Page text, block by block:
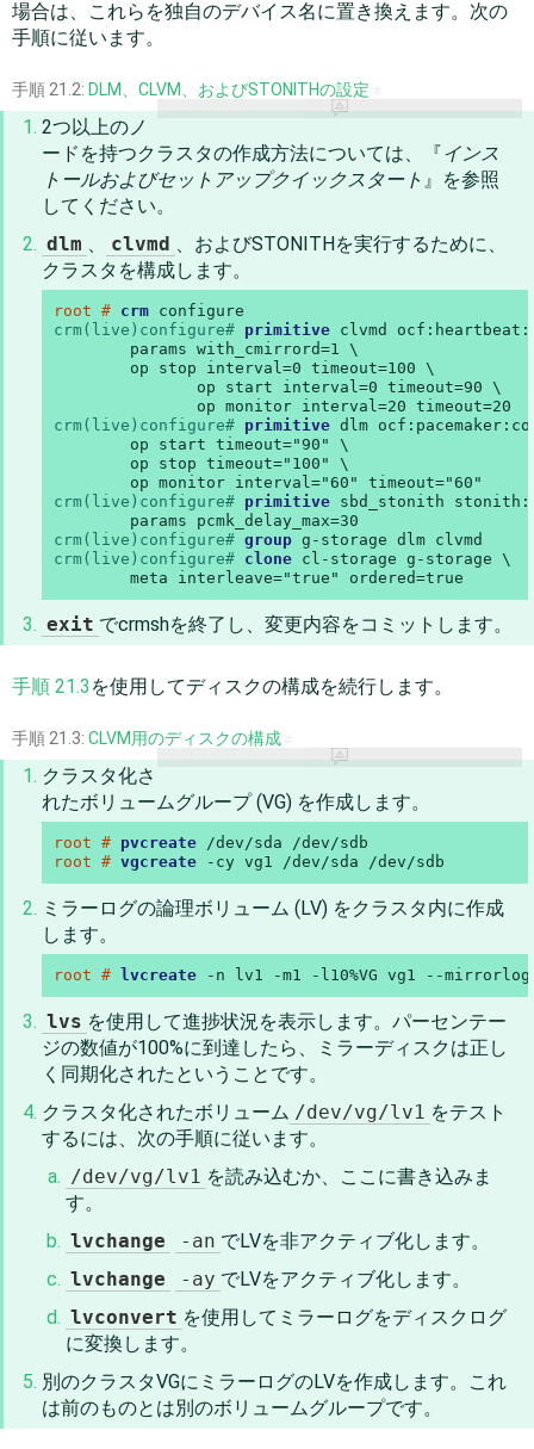
場合は、これらを独自のデバイス名に置き換えます。次の
手順に従います。
手順 21.2: DLM、CLVM、およびSTONITHの設定
2つ以上のノ
ードを持つクラスタの作成方法については、『インス
トールおよびセットアップクイックスタート 』を参照
してください。
dlm 、 clvmd 、およびSTONITHを実行するために、
クラスタを構成します。
root # crm
crm(live)configure# primitive clvmd
        params with_cmirrord=1 \
        op stop interval=0 timeout=100 \
crm(live)configure# primitive dlm
        op start timeout="90" \
        op stop timeout="100" \
crm(live)configure# primitive sbd_stonith
crm(live)configure# group
crm(live)configure# clone cl-storage g-storage \
        meta interleave="true" ordered=true
exit でcrmshを終了し、変更内容をコミットします。
手順 21.3 を使用してディスクの構成を続行します。
手順 21.3: CLVM用のディスクの構成
クラスタ化さ
れたボリュームグループ (VG) を作成します。
root # pvcreate
root # vgcreate -cy vg1 /dev/sda /dev/sdb
ミラーログの論理ボリューム (LV) をクラスタ内に作成
します。
root # lvcreate -n lv1 -m1 -l10%VG vg1 --
lvs を使用して進捗状況を表示します。パーセンテー
ジの数値が100%に到達したら、ミラーディスクは正し
く同期化されたということです。
クラスタ化されたボリューム /dev/vg/lv1 をテスト
するには、次の手順に従います。
/dev/vg/lv1 を読み込むか、ここに書き込みま
す。
lvchange
-an でLVを非アクティブ化します。
lvchange
-ay でLVをアクティブ化します。
lvconvert を使用してミラーログをディスクログ
に変換します。
別のクラスタVGにミラーログのLVを作成します。これ
は前のものとは別のボリュームグループです。